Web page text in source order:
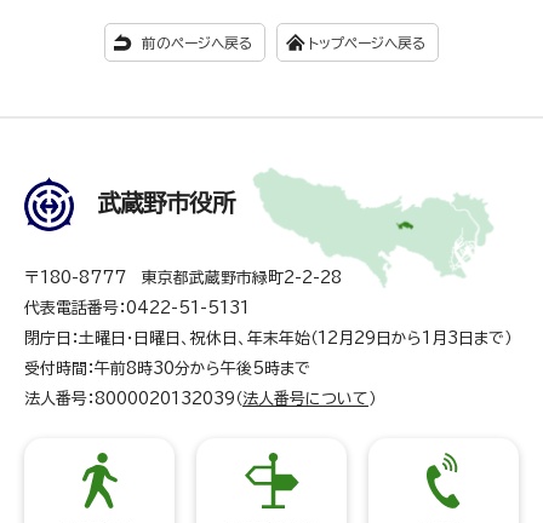
前のページへ戻る トップページへ戻る
武蔵野市役所
〒180-8777 東京都武蔵野市緑町2-2-28
代表電話番号：0422-51-5131
閉庁日：土曜日・日曜日、祝休日、年末年始（12月29日から1月3日まで）
受付時間：午前8時30分から午後5時まで
法人番号：8000020132039（ 法人番号について ）